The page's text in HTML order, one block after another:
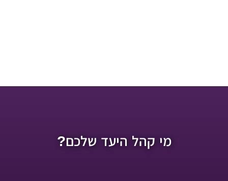
מי קהל היעד שלכם?